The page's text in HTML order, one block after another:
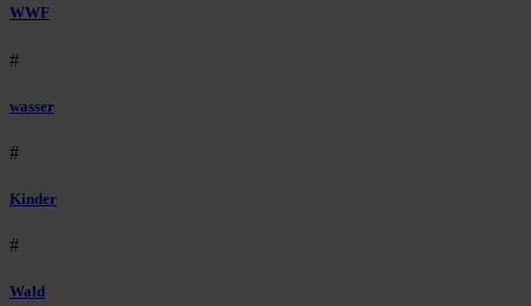
WWF
#
wasser
#
Kinder
#
Wald